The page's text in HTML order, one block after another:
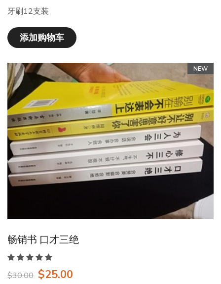
牙刷12支装
添加购物车
NEW
畅销书 口才三绝
$30.00 $25.00